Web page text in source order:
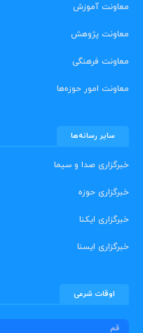
معاونت آموزش
معاونت پژوهش
معاونت فرهنگی
معاونت امور حوزه‌ها
سایر رسانه‌ها
خبرگزاری صدا و سیما
خبرگزاری حوزه
خبرگزاری ایکنا
خبرگزاری ایسنا
اوقات شرعی